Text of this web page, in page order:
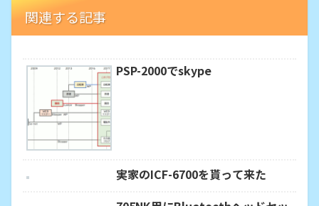
関連する記事
PSP-2000でskype
実家のICF-6700を貰って来た